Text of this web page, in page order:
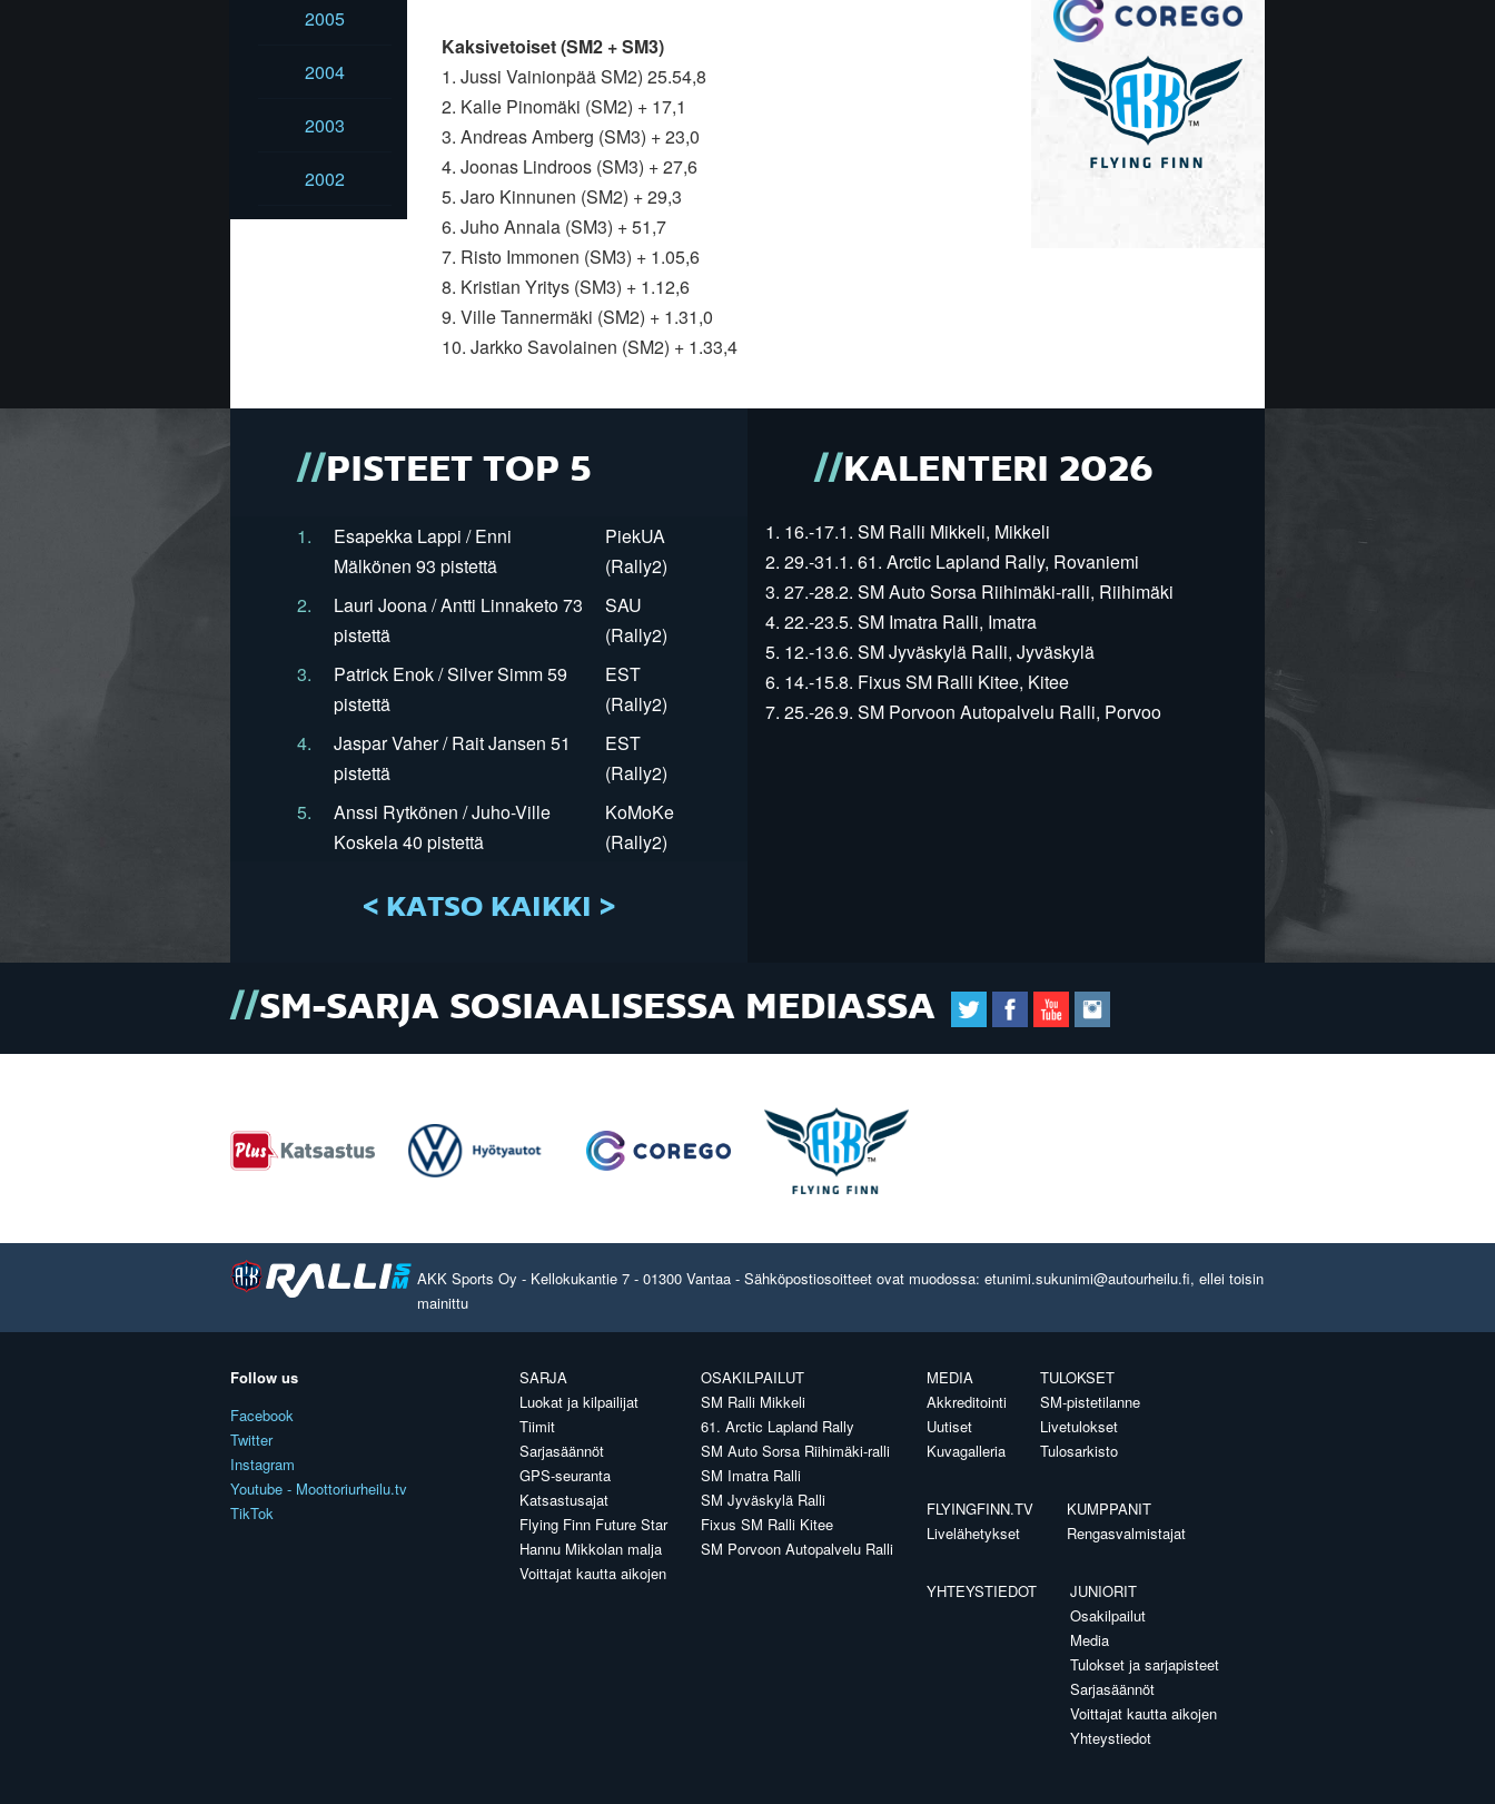
2005
2004
2003
2002
Kaksivetoiset (SM2 + SM3)
1. Jussi Vainionpää SM2) 25.54,8
2. Kalle Pinomäki (SM2) + 17,1
3. Andreas Amberg (SM3) + 23,0
4. Joonas Lindroos (SM3) + 27,6
5. Jaro Kinnunen (SM2) + 29,3
6. Juho Annala (SM3) + 51,7
7. Risto Immonen (SM3) + 1.05,6
8. Kristian Yritys (SM3) + 1.12,6
9. Ville Tannermäki (SM2) + 1.31,0
10. Jarkko Savolainen (SM2) + 1.33,4
PISTEET TOP 5
1.
Esapekka Lappi / Enni
Mälkönen 93 pistettä
PiekUA
(Rally2)
2.
Lauri Joona / Antti Linnaketo 73
pistettä
SAU
(Rally2)
3.
Patrick Enok / Silver Simm 59
pistettä
EST
(Rally2)
4.
Jaspar Vaher / Rait Jansen 51
pistettä
EST
(Rally2)
5.
Anssi Rytkönen / Juho-Ville
Koskela 40 pistettä
KoMoKe
(Rally2)
< KATSO KAIKKI >
KALENTERI 2026
1. 16.-17.1. SM Ralli Mikkeli, Mikkeli
2. 29.-31.1. 61. Arctic Lapland Rally, Rovaniemi
3. 27.-28.2. SM Auto Sorsa Riihimäki-ralli, Riihimäki
4. 22.-23.5. SM Imatra Ralli, Imatra
5. 12.-13.6. SM Jyväskylä Ralli, Jyväskylä
6. 14.-15.8. Fixus SM Ralli Kitee, Kitee
7. 25.-26.9. SM Porvoon Autopalvelu Ralli, Porvoo
SM-SARJA SOSIAALISESSA MEDIASSA
AKK Sports Oy - Kellokukantie 7 - 01300 Vantaa - Sähköpostiosoitteet ovat muodossa: etunimi.sukunimi@autourheilu.fi, ellei toisin
mainittu
Follow us
Facebook
Twitter
Instagram
Youtube - Moottoriurheilu.tv
TikTok
SARJA
Luokat ja kilpailijat
Tiimit
Sarjasäännöt
GPS-seuranta
Katsastusajat
Flying Finn Future Star
Hannu Mikkolan malja
Voittajat kautta aikojen
OSAKILPAILUT
SM Ralli Mikkeli
61. Arctic Lapland Rally
SM Auto Sorsa Riihimäki-ralli
SM Imatra Ralli
SM Jyväskylä Ralli
Fixus SM Ralli Kitee
SM Porvoon Autopalvelu Ralli
MEDIA
Akkreditointi
Uutiset
Kuvagalleria
TULOKSET
SM-pistetilanne
Livetulokset
Tulosarkisto
FLYINGFINN.TV
Livelähetykset
KUMPPANIT
Rengasvalmistajat
YHTEYSTIEDOT
JUNIORIT
Osakilpailut
Media
Tulokset ja sarjapisteet
Sarjasäännöt
Voittajat kautta aikojen
Yhteystiedot